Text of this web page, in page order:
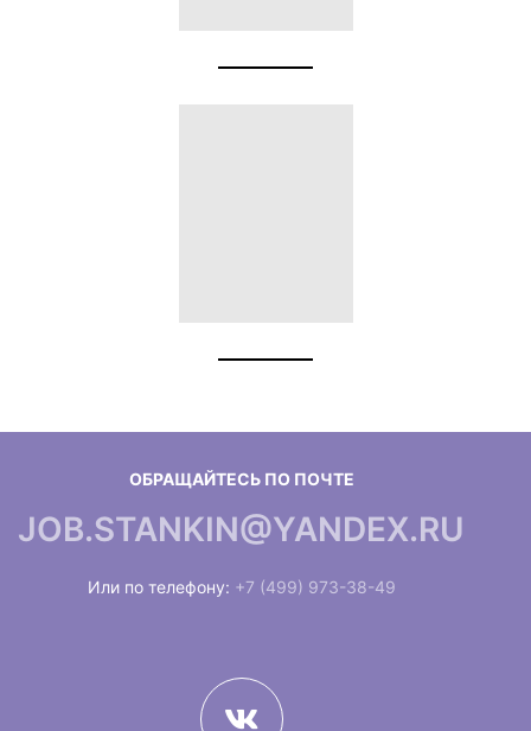
ОБРАЩАЙТЕСЬ ПО ПОЧТЕ
JOB.STANKIN@YANDEX.RU
Или по телефону: +7 (499) 973-38-49